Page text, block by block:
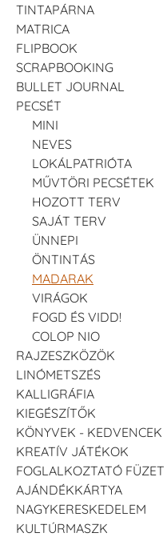
TINTAPÁRNA
MATRICA
FLIPBOOK
SCRAPBOOKING
BULLET JOURNAL
PECSÉT
MINI
NEVES
LOKÁLPATRIÓTA
MŰVTÖRI PECSÉTEK
HOZOTT TERV
SAJÁT TERV
ÜNNEPI
ÖNTINTÁS
MADARAK
VIRÁGOK
FOGD ÉS VIDD!
COLOP NIO
RAJZESZKÖZÖK
LINÓMETSZÉS
KALLIGRÁFIA
KIEGÉSZÍTŐK
KÖNYVEK - KEDVENCEK
KREATÍV JÁTÉKOK
FOGLALKOZTATÓ FÜZET
AJÁNDÉKKÁRTYA
NAGYKERESKEDELEM
KULTÚRMASZK